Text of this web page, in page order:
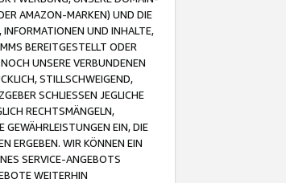
AMAZON-MARKEN) UND DIE
UND INHALTE,
BEREITGESTELLT ODER
UNSERE VERBUNDENEN
STILLSCHWEIGEND,
SCHLIESSEN JEGLICHE
RECHTSMÄNGELN,
GEWÄHRLEISTUNGEN EIN, DIE
ERGEBEN. WIR KÖNNEN EIN
SERVICE-ANGEBOTS
WEITERHIN